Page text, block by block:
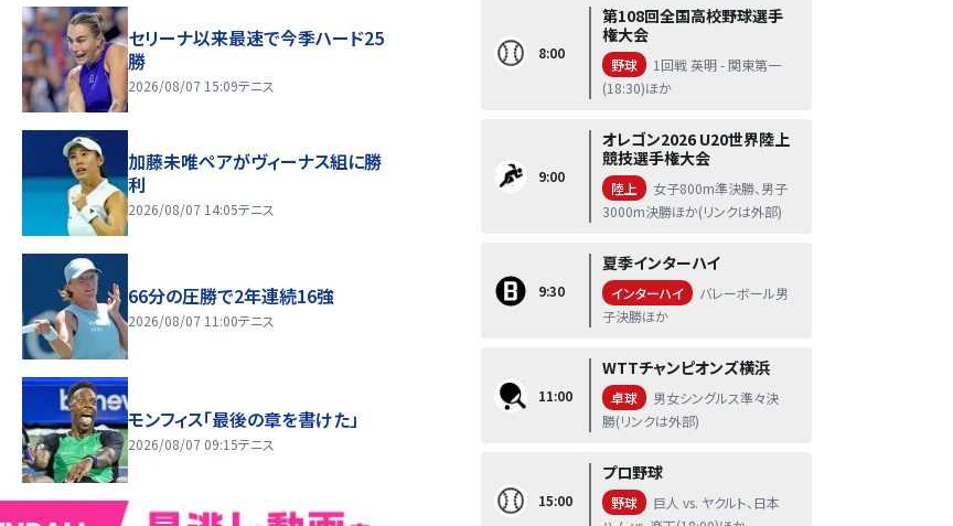
セリーナ以来最速で今季ハード25
勝
2026/08/07 15:09テニス
加藤未唯ペアがヴィーナス組に勝
利
2026/08/07 14:05テニス
66分の圧勝で2年連続16強
2026/08/07 11:00テニス
モンフィス「最後の章を書けた」
2026/08/07 09:15テニス
8:00
第108回全国高校野球選手
権大会
野球
1回戦 英明 - 関東第一
(18:30)ほか
9:00
オレゴン2026 U20世界陸上
競技選手権大会
陸上
女子800m準決勝、男子
3000m決勝ほか(リンクは外部)
9:30
夏季インターハイ
インターハイ
バレーボール男
子決勝ほか
11:00
WTTチャンピオンズ横浜
卓球
男女シングルス準々決
勝(リンクは外部)
15:00
プロ野球
野球
巨人 vs. ヤクルト、日本